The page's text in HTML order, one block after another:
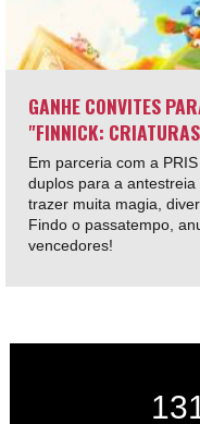
GANHE CONVITES
"FINNICK:
Em parceria com a
duplos para a
trazer muita magia,
Findo o passatempo,
vencedores!